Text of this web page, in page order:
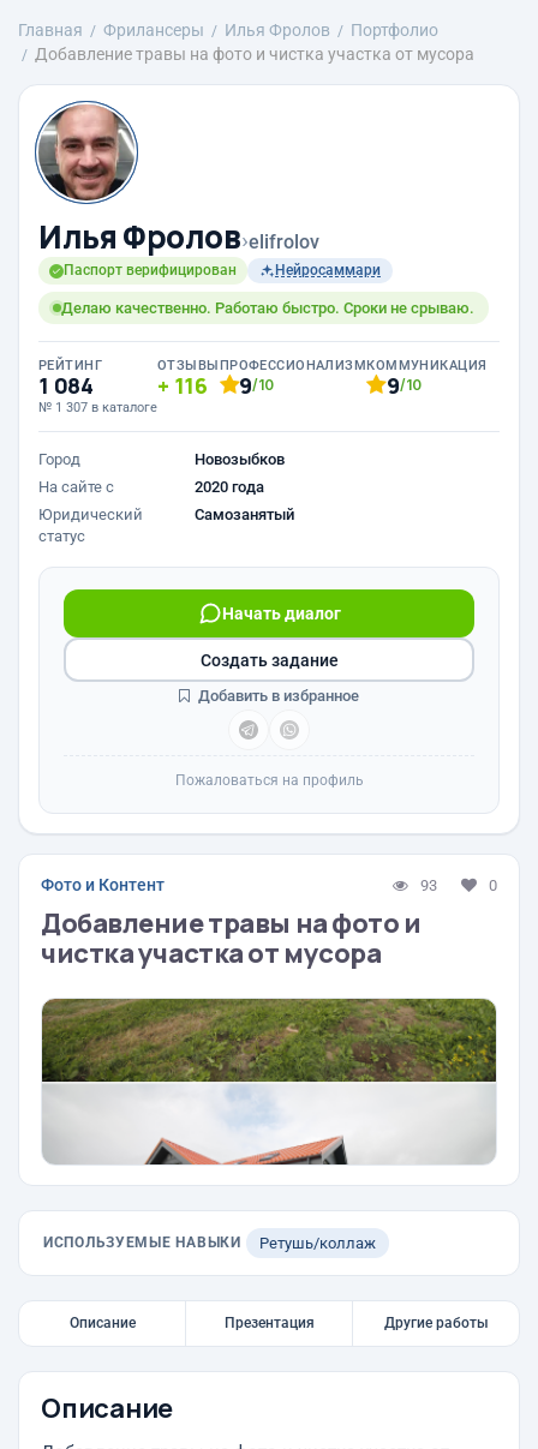
Главная Фрилансеры Илья Фролов
Портфолио
Добавление травы на фото и чистка участка от мусора
Илья Фролов›elifrolov
Паспорт верифицирован Нейросаммари
Делаю качественно. Работаю быстро. Сроки не срываю.
РЕЙТИНГ
1 084
№ 1 307 в каталоге
ОТЗЫВЫ
116
ПРОФЕССИОНАЛИЗМ
9/10
КОММУНИКАЦИЯ
9/10
Город
Новозыбков
На сайте с
2020 года
Юридический
статус
Самозанятый
Начать диалог
Создать задание
Добавить в избранное
Пожаловаться на профиль
Фото и Контент 93 0
Добавление травы на фото и
чистка участка от мусора
ИСПОЛЬЗУЕМЫЕ НАВЫКИ Ретушь/коллаж
Описание Презентация Другие работы
Описание